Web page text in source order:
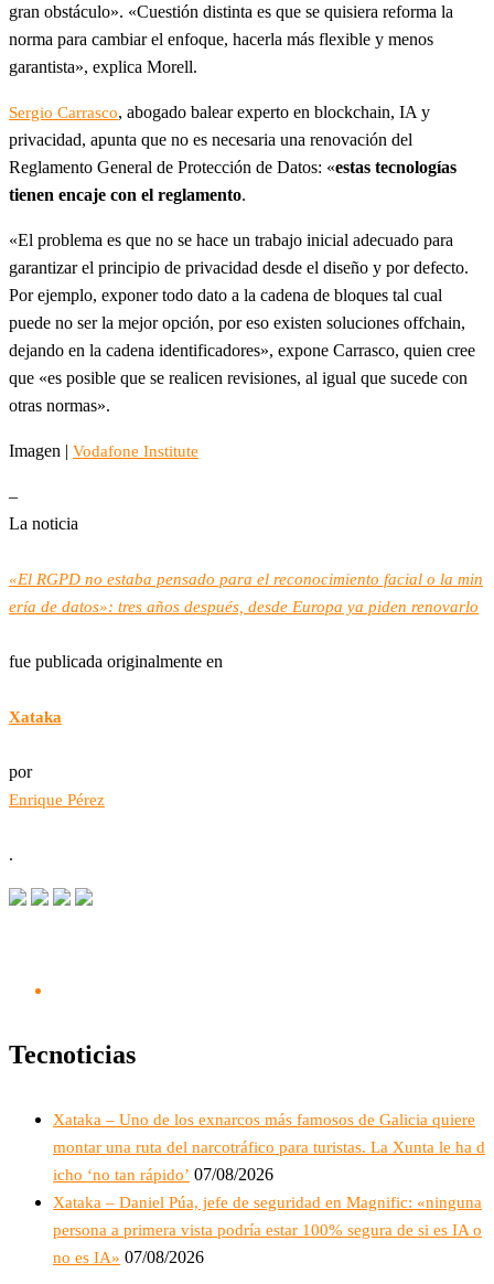
gran obstáculo». «Cuestión distinta es que se quisiera reforma la
norma para cambiar el enfoque, hacerla más flexible y menos
garantista», explica Morell.
Sergio Carrasco, abogado balear experto en blockchain, IA y
privacidad, apunta que no es necesaria una renovación del
Reglamento General de Protección de Datos: «estas tecnologías
tienen encaje con el reglamento.
«El problema es que no se hace un trabajo inicial adecuado para
garantizar el principio de privacidad desde el diseño y por defecto.
Por ejemplo, exponer todo dato a la cadena de bloques tal cual
puede no ser la mejor opción, por eso existen soluciones offchain,
dejando en la cadena identificadores», expone Carrasco, quien cree
que «es posible que se realicen revisiones, al igual que sucede con
otras normas».
Imagen | Vodafone Institute
–
La noticia
«El RGPD no estaba pensado para el reconocimiento facial o la min
ería de datos»: tres años después, desde Europa ya piden renovarlo
fue publicada originalmente en
Xataka
por
Enrique Pérez
.
Tecnoticias
Xataka – Uno de los exnarcos más famosos de Galicia quiere
montar una ruta del narcotráfico para turistas. La Xunta le ha d
icho ‘no tan rápido’ 07/08/2026
Xataka – Daniel Púa, jefe de seguridad en Magnific: «ninguna
persona a primera vista podría estar 100% segura de si es IA o
no es IA» 07/08/2026